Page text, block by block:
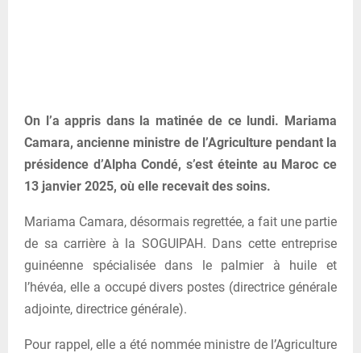
On l’a appris dans la matinée de ce lundi. Mariama
Camara, ancienne ministre de l’Agriculture pendant la
présidence d’Alpha Condé, s’est éteinte au Maroc ce
13 janvier 2025, où elle recevait des soins.
Mariama Camara, désormais regrettée, a fait une partie
de sa carrière à la SOGUIPAH. Dans cette entreprise
guinéenne spécialisée dans le palmier à huile et
l’hévéa, elle a occupé divers postes (directrice générale
adjointe, directrice générale).
Pour rappel, elle a été nommée ministre de l’Agriculture